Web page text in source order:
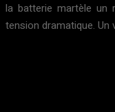
la batterie martèle un
tension dramatique. Un